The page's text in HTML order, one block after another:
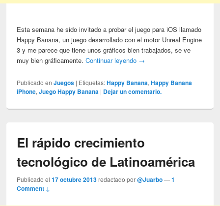
Esta semana he sido invitado a probar el juego para iOS llamado
Happy Banana, un juego desarrollado con el motor Unreal Engine
3 y me parece que tiene unos gráficos bien trabajados, se ve
muy bien gráficamente.Continuar leyendo →
Publicado en Juegos | Etiquetas: Happy Banana,Happy Banana
iPhone,Juego Happy Banana | Dejar un comentario.
El rápido crecimiento
tecnológico de Latinoamérica
Publicado el17 octubre 2013 redactado por@Juarbo —1
Comment ↓